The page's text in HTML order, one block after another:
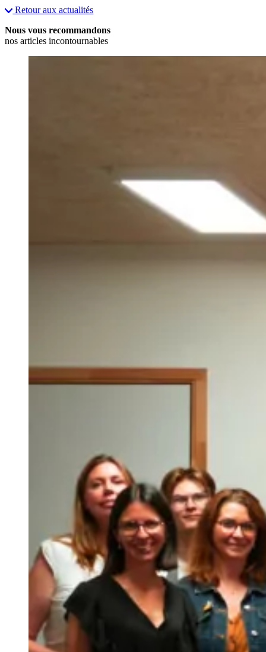
Retour aux actualités
Nous vous recommandons
nos articles incontournables